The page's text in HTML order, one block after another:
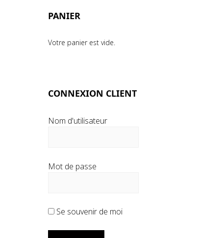
PANIER
Votre panier est vide.
CONNEXION CLIENT
Nom d'utilisateur
Mot de passe
Se souvenir de moi